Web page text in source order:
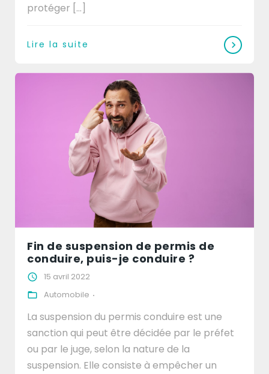
protéger [...]
Lire la suite
Fin de suspension de permis de
conduire, puis-je conduire ?
15 avril 2022
Automobile
La suspension du permis conduire est une
sanction qui peut être décidée par le préfet
ou par le juge, selon la nature de la
suspension. Elle consiste à empêcher un